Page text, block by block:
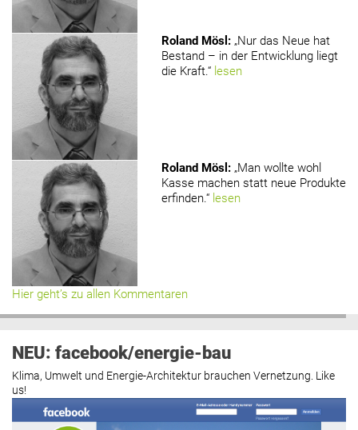
Roland Mösl : „Nur das Neue hat
Bestand – in der Entwicklung liegt
die Kraft.“ lesen
Roland Mösl : „Man wollte wohl
Kasse machen statt neue Produkte
erfinden.“ lesen
Hier geht’s zu allen Kommentaren
NEU: facebook/energie-bau
Klima, Umwelt und Energie-Architektur brauchen Vernetzung. Like
us!